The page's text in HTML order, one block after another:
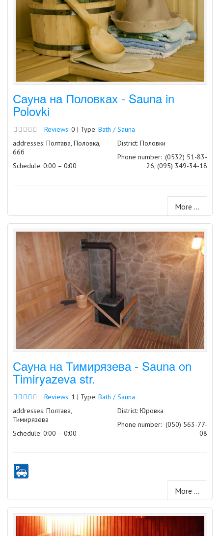
Сауна на Половках - Sauna in
Polovki
Reviews: 0 | Type: Bath / Sauna
addresses: Полтава, Половка,
66б
Schedule: 0:00 – 0:00
District: Половки
Phone number: (0532) 51-83-
26, (095) 349-34-18
More ...
Сауна на Тимирязева - Sauna on
Timiryazeva str.
Reviews: 1 | Type: Bath / Sauna
addresses: Полтава,
Тимирязева
Schedule: 0:00 – 0:00
District: Юровка
Phone number: (050) 563-77-
08
More ...